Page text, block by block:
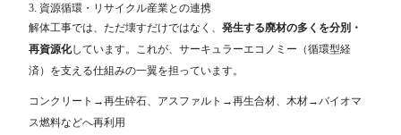
3. 資源循環・リサイクル産業との連携
解体工事では、ただ壊すだけではなく、発生する廃材の多くを分別・
再資源化しています。これが、サーキュラーエコノミー（循環型経
済）を支える仕組みの一翼を担っています。
コンクリート→再生砕石、アスファルト→再生合材、木材→バイオマ
ス燃料などへ再利用